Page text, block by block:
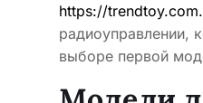
https://
радиоуправлении,
выборе первой